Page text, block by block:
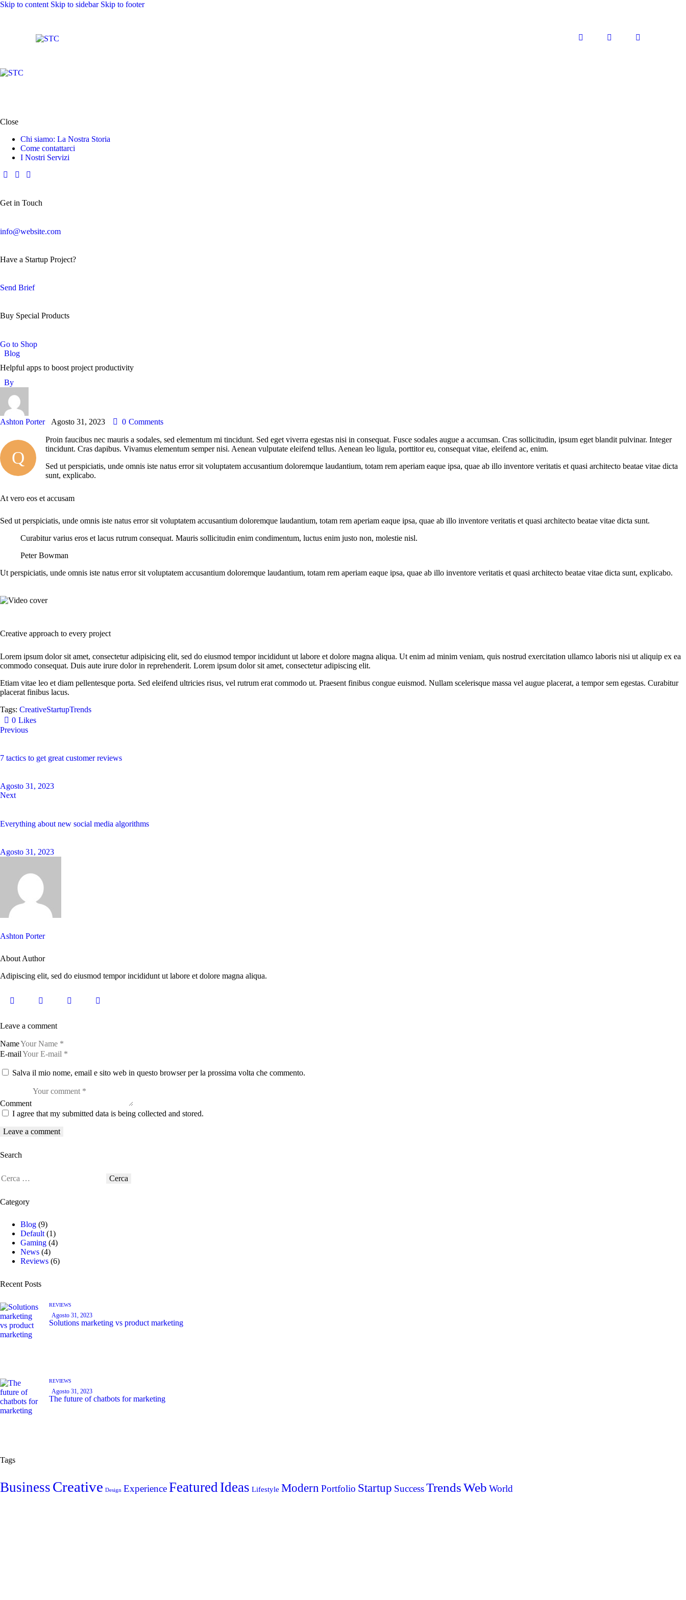
Skip to content Skip to sidebar Skip to footer
Close
Chi siamo: La Nostra Storia
Come contattarci
I Nostri Servizi
Get in Touch
info@website.com
Have a Startup Project?
Send Brief
Buy Special Products
Go to Shop
Blog
Helpful apps to boost project productivity
By
Ashton Porter Agosto 31, 2023 0 Comments
Q
Proin faucibus nec mauris a sodales, sed elementum mi tincidunt. Sed eget viverra egestas nisi in consequat. Fusce sodales augue a accumsan. Cras sollicitudin, ipsum eget blandit pulvinar. Integer
tincidunt. Cras dapibus. Vivamus elementum semper nisi. Aenean vulputate eleifend tellus. Aenean leo ligula, porttitor eu, consequat vitae, eleifend ac, enim.
Sed ut perspiciatis, unde omnis iste natus error sit voluptatem accusantium doloremque laudantium, totam rem aperiam eaque ipsa, quae ab illo inventore veritatis et quasi architecto beatae vitae dicta
sunt, explicabo.
At vero eos et accusam
Sed ut perspiciatis, unde omnis iste natus error sit voluptatem accusantium doloremque laudantium, totam rem aperiam eaque ipsa, quae ab illo inventore veritatis et quasi architecto beatae vitae dicta sunt.
Curabitur varius eros et lacus rutrum consequat. Mauris sollicitudin enim condimentum, luctus enim justo non, molestie nisl.
Peter Bowman
Ut perspiciatis, unde omnis iste natus error sit voluptatem accusantium doloremque laudantium, totam rem aperiam eaque ipsa, quae ab illo inventore veritatis et quasi architecto beatae vitae dicta sunt, explicabo.
Creative approach to every project
Lorem ipsum dolor sit amet, consectetur adipisicing elit, sed do eiusmod tempor incididunt ut labore et dolore magna aliqua. Ut enim ad minim veniam, quis nostrud exercitation ullamco laboris nisi ut aliquip ex ea
commodo consequat. Duis aute irure dolor in reprehenderit. Lorem ipsum dolor sit amet, consectetur adipiscing elit.
Etiam vitae leo et diam pellentesque porta. Sed eleifend ultricies risus, vel rutrum erat commodo ut. Praesent finibus congue euismod. Nullam scelerisque massa vel augue placerat, a tempor sem egestas. Curabitur
placerat finibus lacus.
Tags: CreativeStartupTrends
0 Likes
Previous
7 tactics to get great customer reviews
Agosto 31, 2023
Next
Everything about new social media algorithms
Agosto 31, 2023
Ashton Porter
About Author
Adipiscing elit, sed do eiusmod tempor incididunt ut labore et dolore magna aliqua.
Leave a comment
Name
E-mail
Salva il mio nome, email e sito web in questo browser per la prossima volta che commento.
Comment
I agree that my submitted data is being collected and stored.
Search
Category
Blog (9)
Default (1)
Gaming (4)
News (4)
Reviews (6)
Recent Posts
REVIEWS
Agosto 31, 2023
Solutions marketing vs product marketing
REVIEWS
Agosto 31, 2023
The future of chatbots for marketing
Tags
Business Creative Design ExperienceFeatured Ideas Lifestyle Modern Portfolio Startup SuccessTrendsWeb World